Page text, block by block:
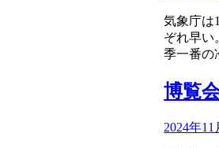
気象庁は
ぞれ早い
季一番の
博覧
2024年11